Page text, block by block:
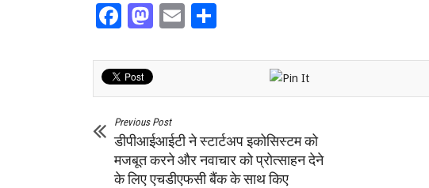
Facebook
Mastodon
Email
Previous Post
डीपीआईआईटी ने स्टार्टअप इकोसिस्टम को
मजबूत करने और नवाचार को प्रोत्साहन देने
के लिए एचडीएफसी बैंक के साथ किए